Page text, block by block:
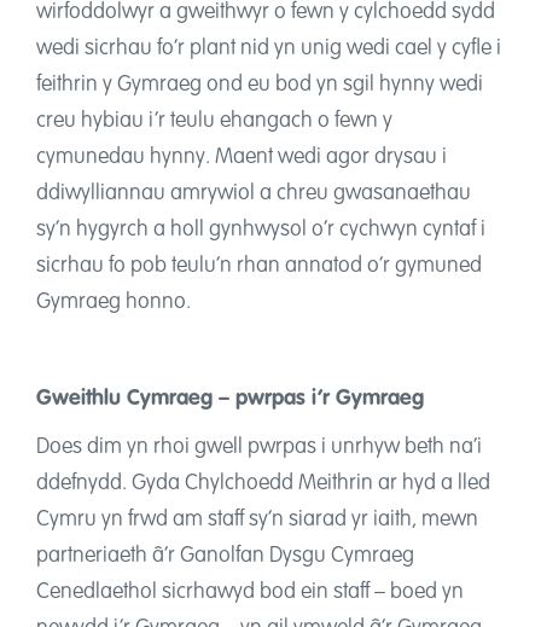
wirfoddolwyr a gweithwyr o fewn y cylchoedd sydd
wedi sicrhau fo’r plant nid yn unig wedi cael y cyfle i
feithrin y Gymraeg ond eu bod yn sgil hynny wedi
creu hybiau i’r teulu ehangach o fewn y
cymunedau hynny. Maent wedi agor drysau i
ddiwylliannau amrywiol a chreu gwasanaethau
sy’n hygyrch a holl gynhwysol o’r cychwyn cyntaf i
sicrhau fo pob teulu’n rhan annatod o’r gymuned
Gymraeg honno.
Gweithlu Cymraeg – pwrpas i’r Gymraeg
Does dim yn rhoi gwell pwrpas i unrhyw beth na’i
ddefnydd. Gyda Chylchoedd Meithrin ar hyd a lled
Cymru yn frwd am staff sy’n siarad yr iaith, mewn
partneriaeth â’r Ganolfan Dysgu Cymraeg
Cenedlaethol sicrhawyd bod ein staff – boed yn